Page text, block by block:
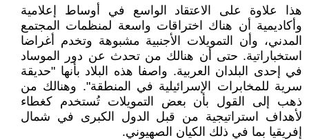
هذا علاوة على الاعتقاد الواسع في أوساط إعلامية
وأكاديمية أن هناك اختراقات واسعة لمنظمات المجتمع
المدني، وأن التمويلات الأجنبية مشبوهة وتخدم أغراضا
استخباراتية. حتى أن هنالك من تحدث عن دور الموساد
في إحدى البلدان العربية. واصفا هذه البلاد بأنها "حديقة
سرية للمخابرات الإسرائيلية في المنطقة". وهنالك من
ذهب إلى القول بأن بعض التمويلات تُستخدم كغطاء
لأهداف استراتيجية من قبل الدول الكبرى في شمال
إفريقيا بما في ذلك الكيان الصهيوني.